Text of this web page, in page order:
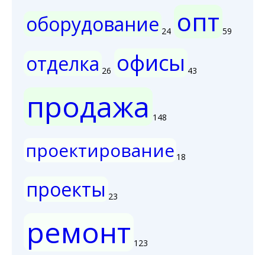
оборудование 24 опт 59
отделка 26 офисы 43
продажа 148
проектирование 18
проекты 23
ремонт 123